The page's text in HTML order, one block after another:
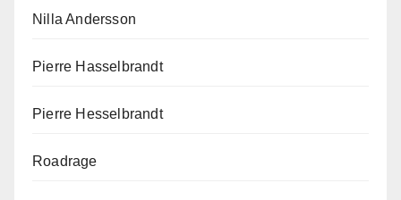
Nilla Andersson
Pierre Hasselbrandt
Pierre Hesselbrandt
Roadrage